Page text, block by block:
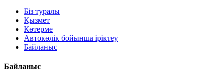
Біз туралы
Қызмет
Көтерме
Автокөлік бойынша іріктеу
Байланыс
Байланыс